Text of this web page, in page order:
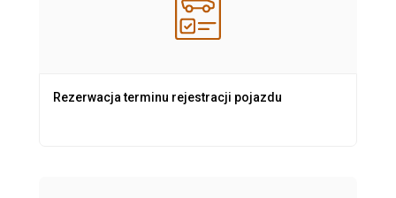
Rezerwacja terminu rejestracji pojazdu